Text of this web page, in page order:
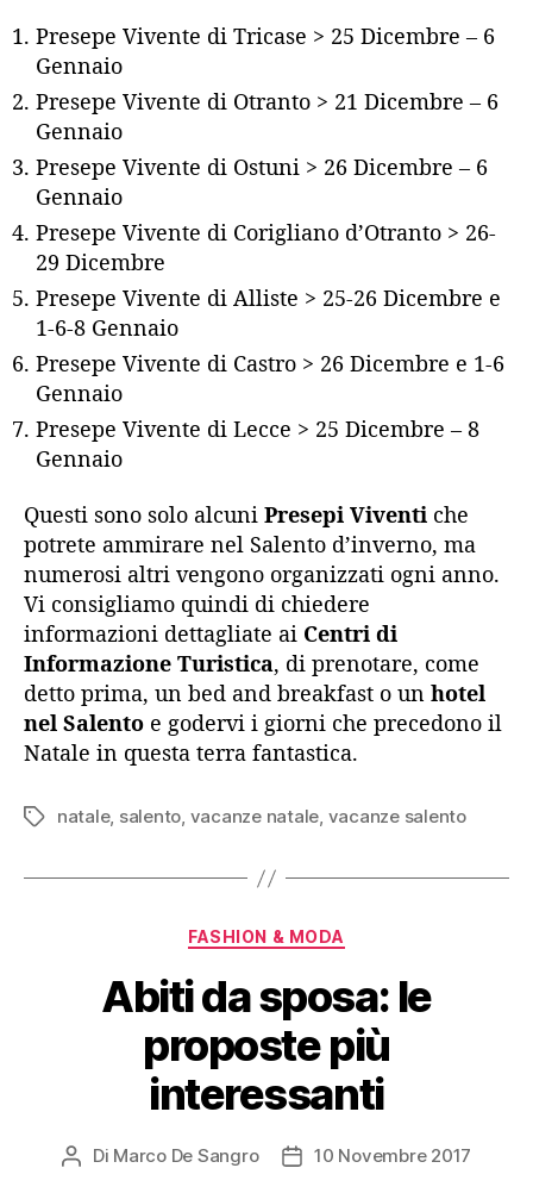
Presepe Vivente di Tricase > 25 Dicembre – 6
Gennaio
Presepe Vivente di Otranto > 21 Dicembre – 6
Gennaio
Presepe Vivente di Ostuni > 26 Dicembre – 6
Gennaio
Presepe Vivente di Corigliano d’Otranto > 26-
29 Dicembre
Presepe Vivente di Alliste > 25-26 Dicembre e
1-6-8 Gennaio
Presepe Vivente di Castro > 26 Dicembre e 1-6
Gennaio
Presepe Vivente di Lecce > 25 Dicembre – 8
Gennaio
Questi sono solo alcuni Presepi Viventi che
potrete ammirare nel Salento d’inverno, ma
numerosi altri vengono organizzati ogni anno.
Vi consigliamo quindi di chiedere
informazioni dettagliate ai Centri di
Informazione Turistica, di prenotare, come
detto prima, un bed and breakfast o un hotel
nel Salento e godervi i giorni che precedono il
Natale in questa terra fantastica.
Tag natale, salento, vacanze natale, vacanze salento
Categorie
FASHION & MODA
Abiti da sposa: le
proposte più
interessanti
Autore
Di Marco De Sangro
Data10 Novembre 2017